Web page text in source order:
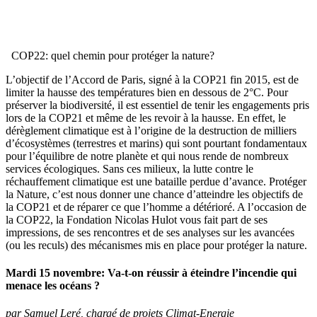
COP22: quel chemin pour protéger la nature?
L’objectif de l’Accord de Paris, signé à la COP21 fin 2015, est de
limiter la hausse des températures bien en dessous de 2°C. Pour
préserver la biodiversité, il est essentiel de tenir les engagements pris
lors de la COP21 et même de les revoir à la hausse. En effet, le
dérèglement climatique est à l’origine de la destruction de milliers
d’écosystèmes (terrestres et marins) qui sont pourtant fondamentaux
pour l’équilibre de notre planète et qui nous rende de nombreux
services écologiques. Sans ces milieux, la lutte contre le
réchauffement climatique est une bataille perdue d’avance. Protéger
la Nature, c’est nous donner une chance d’atteindre les objectifs de
la COP21 et de réparer ce que l’homme a détérioré. A l’occasion de
la COP22, la Fondation Nicolas Hulot vous fait part de ses
impressions, de ses rencontres et de ses analyses sur les avancées
(ou les reculs) des mécanismes mis en place pour protéger la nature.
Mardi 15 novembre: Va-t-on réussir à éteindre l’incendie qui
menace les océans ?
par Samuel Leré, chargé de projets Climat-Energie